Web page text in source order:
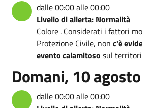
dalle 00:00 alle 00:00
Livello di allerta: Normalità
Colore . Considerati i fattori
Protezione Civile, non c'è
evento calamitoso sul
Domani, 10
dalle 00:00 alle 00:00